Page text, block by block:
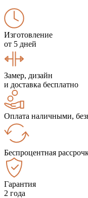
Изготовление
от 5 дней
Замер, дизайн
и доставка бесплатно
Оплата наличными,
Беспроцентная
Гарантия
2 года